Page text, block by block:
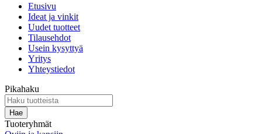
Etusivu
Ideat ja vinkit
Uudet tuotteet
Tilausehdot
Usein kysyttyä
Yritys
Yhteystiedot
Pikahaku
Tuoteryhmät